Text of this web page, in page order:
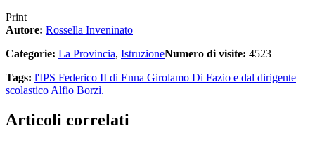
Print
Autore: Rossella Inveninato
Categorie: La Provincia, IstruzioneNumero di visite: 4523
Tags: l'IPS Federico II di Enna Girolamo Di Fazio e dal dirigente
scolasticoAlfio Borzì.
Articoli correlati